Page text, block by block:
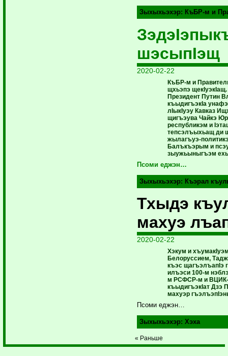
Зыхыхьэхэр: КъБР-м и
шэсыпIэщ
2020-02-22
КъБР-м и
щхьэпэ
Президент Путин
къыдигъэкIа
лIыкIуэу Кавказ
щигъэува Чайкэ
республикэм и
тепсэлъыхьащ ди
жылагъуэ-
Балъкъэрым и
зыужьыныгъэм
Псоми еджэн…
Зыхыхьэхэр: Къэрал
Тхыдэ
махуэ
2020-02-22
Хэкум и
Белоруссием,
къэс щагъэлъапIэ
илъэси 100-м
м РСФСР-м и
къыдигъэкIат
махуэр
Псоми еджэн…
Зыхыхьэхэр:Хэха
« Раньше